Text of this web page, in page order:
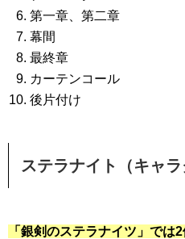
第一章、第二章
幕間
最終章
カーテンコール
後片付け
ステラナイト（キャ
「銀剣のステラナイツ」では